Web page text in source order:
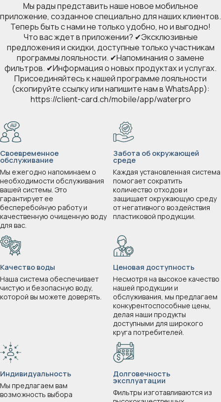
Мы рады представить наше новое мобильное
приложение, созданное специально для наших клиентов.
Теперь быть с нами не только удобно, но и выгодно!
Что вас ждет в приложении? ✔Эксклюзивные
предложения и скидки, доступные только участникам
программы лояльности. ✔Напоминания о замене
фильтров. ✔Информация о новых продуктах и услугах.
Присоединяйтесь к нашей программе лояльности
(скопируйте ссылку или напишите нам в WhatsApp):
https://client-card.ch/mobile/app/waterpro
Своевременное
обслуживание
Мы ежегодно напоминаем о
необходимости обслуживания
вашей системы. Это
гарантирует ее
бесперебойную работу и
качественную очищенную воду
для вас.
Забота об окружающей
среде
Каждая установленная система
помогает сократить
количество отходов и
защищает окружающую среду
от негативного воздействия
пластиковой продукции.
Качество воды
Наша система обеспечивает
чистую и безопасную воду,
которой вы можете доверять.
Ценовая доступность
Несмотря на высокое качество
нашей продукции и
обслуживания, мы предлагаем
конкурентоспособные цены,
делая наши продукты
доступными для широкого
круга потребителей.
Индивидуальность
Мы предлагаем вам
возможность выбора
Долговечность
эксплуатации
Фильтры изготавливаются из